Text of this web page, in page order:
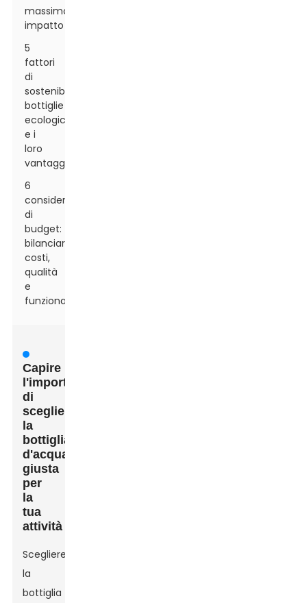
massimo
impatto
5
fattori
di
sostenibilità:
bottiglie
ecologiche
e i
loro
vantaggi
6
considerazioni
di
budget:
bilanciare
costi,
qualità
e
funzionalità
Capire
l'importanza
di
scegliere
la
bottiglia
d'acqua
giusta
per
la
tua
attività
Scegliere
la
bottiglia